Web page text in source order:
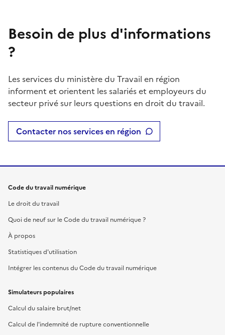
Besoin de plus d'informations
?
Les services du ministère du Travail en région
informent et orientent les salariés et employeurs du
secteur privé sur leurs questions en droit du travail.
Contacter nos services en région
Code du travail numérique
Le droit du travail
Quoi de neuf sur le Code du travail numérique ?
À propos
Statistiques d'utilisation
Intégrer les contenus du Code du travail numérique
Simulateurs populaires
Calcul du salaire brut/net
Calcul de l'indemnité de rupture conventionnelle